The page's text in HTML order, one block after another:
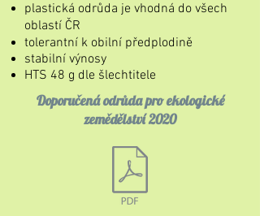
plastická odrůda je vhodná do všech
oblastí ČR
tolerantní k obilní předplodině
stabilní výnosy
HTS 48 g dle šlechtitele
Doporučená odrůda pro ekologické
zemědělství 2020